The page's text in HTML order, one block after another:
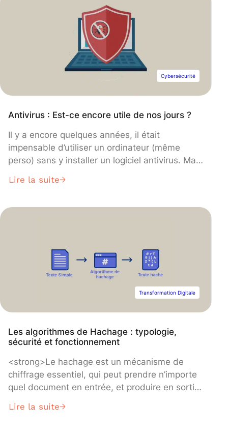
Cybersécurité
Antivirus : Est-ce encore utile de nos jours ?
Il y a encore quelques années, il était
impensable d’utiliser un ordinateur (même
perso) sans y installer un logiciel antivirus. Mais
rapidement que ces logiciels peuvent sembler
Lire la suite
Transformation Digitale
Les algorithmes de Hachage : typologie,
sécurité et fonctionnement
<strong>Le hachage est un mécanisme de
chiffrage essentiel, qui peut prendre n’importe
quel document en entrée, et produire en sortie
précise. Avec un atout : il est impossible depuis
Lire la suite